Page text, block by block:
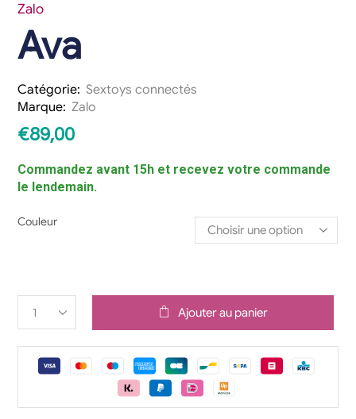
Zalo
Ava
Catégorie: Sextoys connectés
Marque: Zalo
€89,00
Commandez avant 15h et recevez votre commande
le lendemain.
Couleur
Ajouter au panier